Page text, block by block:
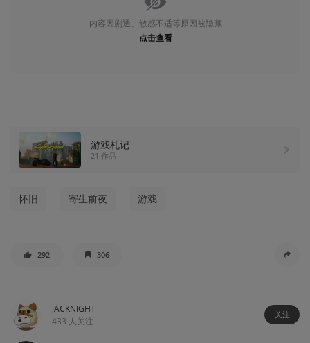
内容因剧透、敏感不适等原因被隐藏
点击查看
游戏札记
21 作品
怀旧 寄生前夜 游戏
292 306
JACKNIGHT
433 人关注
关注